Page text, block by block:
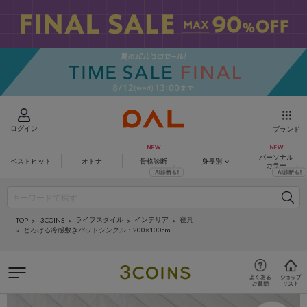
ログイン ブランド
ベストヒット オトナ 骨格診断 身長別
パーソナル
カラー
TOP 3COINS ライフスタイル インテリア
寝具
とろける冷感敷きパッドシングル：200×100cm